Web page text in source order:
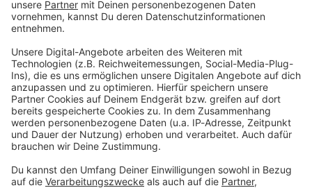
Du möchtest uns etwas sagen?
Kontaktformular
Sprachnachricht
© dpa-infocom, dpa:260124-930-592184/1